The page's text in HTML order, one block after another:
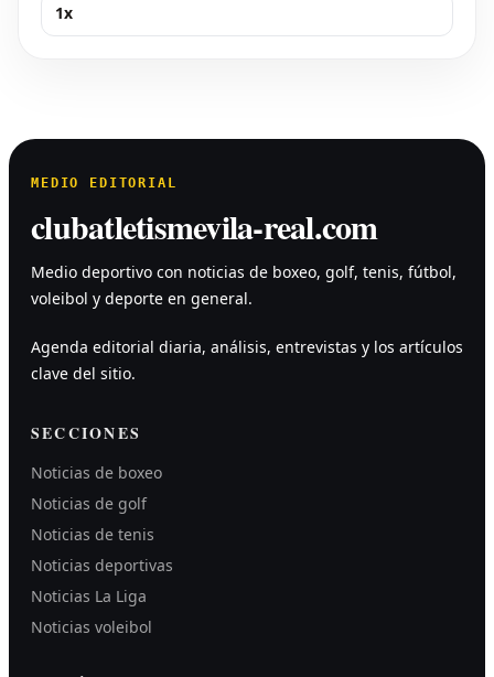
1x
MEDIO EDITORIAL
clubatletismevila-real.com
Medio deportivo con noticias de boxeo, golf, tenis, fútbol,
voleibol y deporte en general.
Agenda editorial diaria, análisis, entrevistas y los artículos
clave del sitio.
SECCIONES
Noticias de boxeo
Noticias de golf
Noticias de tenis
Noticias deportivas
Noticias La Liga
Noticias voleibol